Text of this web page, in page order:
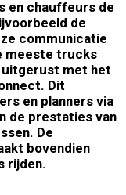
en chauffeurs de
de
communicatie
meeste trucks
uitgerust met het
Dit
en planners via
de prestaties van
De
bovendien
rijden.